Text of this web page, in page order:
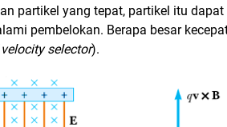
partikel yang tepat, partikel itu
pembelokan. Berapa besar
velocity selector).